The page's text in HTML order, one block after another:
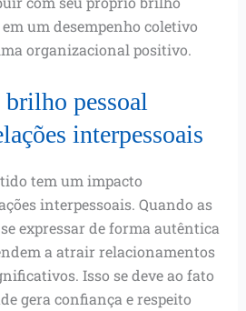
um desempenho coletivo
organizacional positivo.
pessoal
interpessoais
tem um impacto
interpessoais. Quando as
expressar de forma autêntica
a atrair relacionamentos
Isso se deve ao fato
gera confiança e respeito